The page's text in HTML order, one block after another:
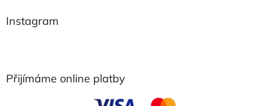
Instagram
Přijímáme online platby